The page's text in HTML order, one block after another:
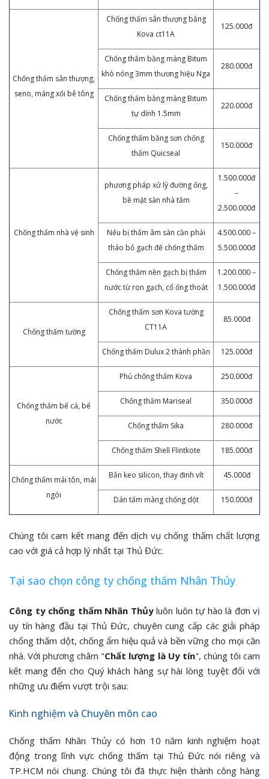
Chống thấm sân thượng,
seno, máng xối bê tông
Chống thấm sân thượng bằng
Kova ct11A
125.000đ
Chống thấm bằng màng Bitum
khò nóng 3mm thương hiệu Nga
280.000đ
Chống thấm bằng màng Bitum
tự dính 1.5mm
220.000đ
Chống thấm bằng sơn chống
thấm Quicseal
150.000đ
Chống thấm nhà vệ sinh
phương pháp xử lý đường ống,
bề mặt sàn nhà tắm
1.500.000đ
–
2.500.000đ
Nếu bị thấm âm sàn cần phải
tháo bỏ gạch để chống thấm
4.500.000 –
5.500.000đ
Chống thấm nền gạch bị thấm
nước từ ron gạch, cổ ống thoát
1.200.000 –
1.500.000đ
Chống thấm tường
Chống thấm sơn Kova tường
CT11A
85.000đ
Chống thấm Dulux 2 thành phần 125.000đ
Chống thấm bể cá, bể
nước
Phủ chống thấm Kova 250.000đ
Chống thấm Mariseal 350.000đ
Chống thấm Sika 280.000đ
Chống thấm Shell Flintkote 185.000đ
Chống thấm mái tôn, mái
ngói
Bắn keo silicon, thay đinh vít 45.000đ
Dán tấm màng chống dột 150.000đ
Chúng tôi cam kết mang đến dịch vụ chống thấm chất lượng
cao với giá cả hợp lý nhất tại Thủ Đức.
Tại sao chọn công ty chống thấm Nhân Thủy
Công ty chống thấm Nhân Thủyluôn luôn tự hào là đơn vị
uy tín hàng đầu tại Thủ Đức, chuyên cung cấp các giải pháp
chống thấm dột, chống ẩm hiệu quả và bền vững cho mọi căn
nhà. Với phương châm "Chất lượng là Uy tín", chúng tôi cam
kết mang đến cho Quý khách hàng sự hài lòng tuyệt đối với
những ưu điểm vượt trội sau:
Kinh nghiệm và Chuyên môn cao
Chống thấm Nhân Thủy có hơn 10 năm kinh nghiệm hoạt
động trong lĩnh vực chống thấm tại Thủ Đức nói riêng và
TP.HCM nói chung. Chúng tôi đã thực hiện thành công hàng